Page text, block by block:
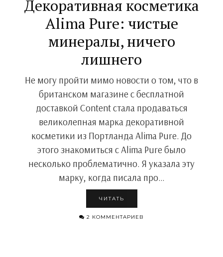
Декоративная косметика
Alima Pure: чистые
минералы, ничего
лишнего
Не могу пройти мимо новости о том, что в
британском магазине с бесплатной
доставкой Content стала продаваться
великолепная марка декоративной
косметики из Портланда Alima Pure. До
этого знакомиться с Alima Pure было
несколько проблематично. Я указала эту
марку, когда писала про…
ЧИТАТЬ
2 КОММЕНТАРИЕВ